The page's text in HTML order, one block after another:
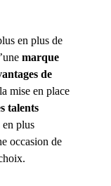
en plus de
marque
de
mise en place
talents
plus
occasion de